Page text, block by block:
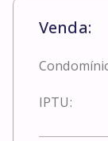
Venda:
IPTU: